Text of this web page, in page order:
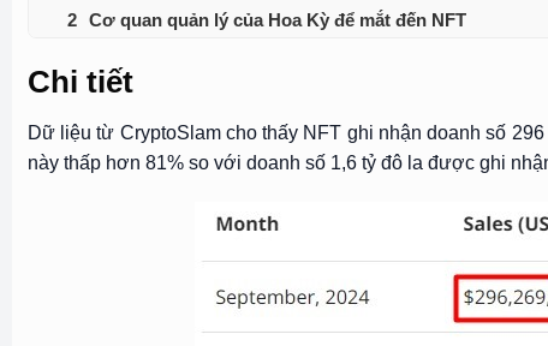
Cơ quan quản lý của Hoa Kỳ để mắt đến NFT
Chi tiết
Dữ liệu từ CryptoSlam cho thấy NFT ghi nhận doanh số
này thấp hơn 81% so với doanh số 1,6 tỷ đô la được ghi